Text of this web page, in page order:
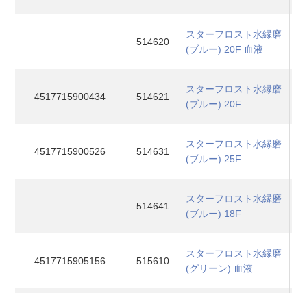
514620
スターフロスト水縁磨
(ブルー) 20F 血液
4517715900434 514621
スターフロスト水縁磨
(ブルー) 20F
4517715900526 514631
スターフロスト水縁磨
(ブルー) 25F
514641
スターフロスト水縁磨
(ブルー) 18F
4517715905156 515610
スターフロスト水縁磨
(グリーン) 血液